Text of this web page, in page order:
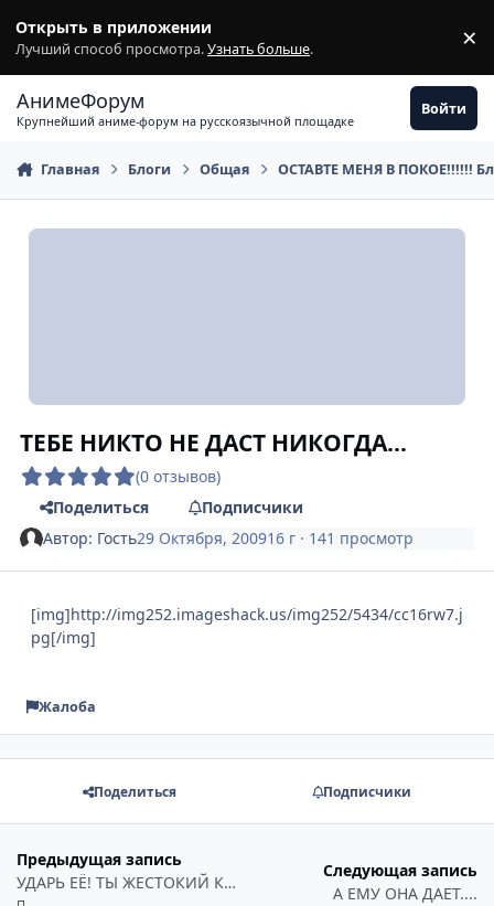
Открыть в приложении
Лучший способ просмотра.Узнать больше. ×
АнимеФорум
Крупнейший аниме-форум на русскоязычной площадке
Войти
Главная Блоги Общая ОСТАВТЕ МЕНЯ В ПОКОЕ!!!!!!
ТЕБЕ НИКТО НЕ ДАСТ НИКОГДА...
(0 отзывов)
Поделиться
Подписчики
Автор: Гость29 Октября, 200916 г · 141 просмотр
[img]http://img252.imageshack.us/img252/5434/cc16rw7.j
pg[/img]
Жалоба
Поделиться Подписчики
Предыдущая запись
УДАРЬ ЕЁ! ТЫ ЖЕСТОКИЙ КОБЕЛЬ!
Следующая запись
А ЕМУ ОНА ДАЕТ....